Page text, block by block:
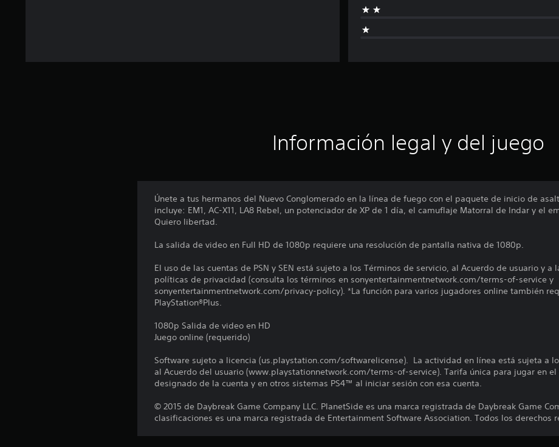
Información legal y del juego
Únete a tus hermanos del Nuevo Conglomerado en la línea de fuego con el paquete de inicio de
incluye: EM1, AC-X11, LA8 Rebel, un potenciador de XP de 1 día, el camuflaje Matorral de Indar y el
Quiero libertad.
La salida de video en Full HD de 1080p requiere una resolución de pantalla nativa de 1080p.
El uso de las cuentas de PSN y SEN está sujeto a los Términos de servicio, al Acuerdo de usuario y a
políticas de privacidad (consulta los términos en sonyentertainmentnetwork.com/terms-of-service y
sonyentertainmentnetwork.com/privacy-policy). *La función para varios jugadores online también
PlayStation®Plus.
1080p Salida de video en HD
Juego online (requerido)
Software sujeto a licencia (us.playstation.com/softwarelicense). La actividad en línea está sujeta a
al Acuerdo del usuario (www.playstationnetwork.com/terms-of-service). Tarifa única para jugar en
designado de la cuenta y en otros sistemas PS4™ al iniciar sesión con esa cuenta.
© 2015 de Daybreak Game Company LLC. PlanetSide es una marca registrada de Daybreak Game
clasificaciones es una marca registrada de Entertainment Software Association. Todos los derechos